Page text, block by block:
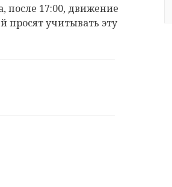
после 17:00, движение
просят учитывать эту